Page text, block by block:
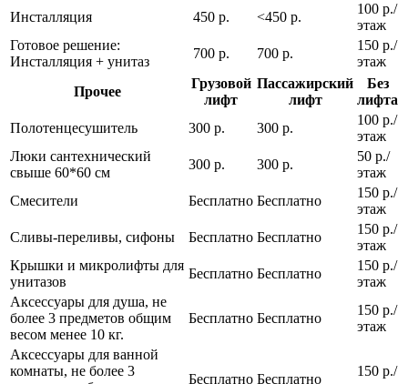
Инсталляция
450 р. <450 р.
100 р./
этаж
Готовое решение:
Инсталляция + унитаз
700 р. 700 р.
150 р./
этаж
Прочее
Грузовой
лифт
Пассажирский
лифт
Без
лифта
Полотенцесушитель
300 р. 300 р.
100 р./
этаж
Люки сантехнический
свыше 60*60 см
300 р. 300 р.
50 р./
этаж
Смесители
Бесплатно Бесплатно
150 р./
этаж
Сливы-переливы, сифоны
Бесплатно Бесплатно
150 р./
этаж
Крышки и микролифты для
унитазов
Бесплатно Бесплатно
150 р./
этаж
Аксессуары для душа, не
более 3 предметов общим
весом менее 10 кг.
Бесплатно Бесплатно
150 р./
этаж
Аксессуары для ванной
комнаты, не более 3
Бесплатно Бесплатно
150 р./